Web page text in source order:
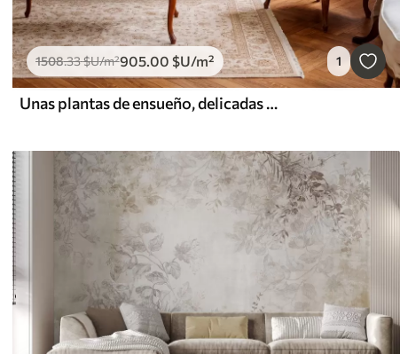
1508.33$U/m²905.00 $U/m² 1
Unas plantas de ensueño, delicadas y tenues, espiguillas y flores en colores pastel marrones sobre un fondo brumoso y texturizado